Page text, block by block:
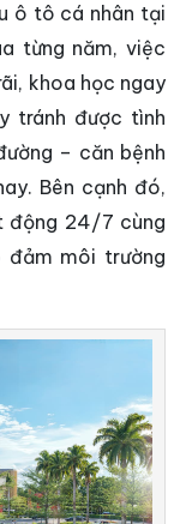
ô tô cá nhân tại
từng năm, việc
khoa học ngay
tránh được tình
– căn bệnh
Bên cạnh đó,
động 24/7 cùng
đảm môi trường